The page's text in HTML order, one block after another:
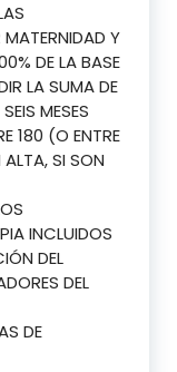
Y
DE LA BASE
LA SUMA DE
MESES
180 (O ENTRE
SI SON
INCLUIDOS
DEL
DEL
DE